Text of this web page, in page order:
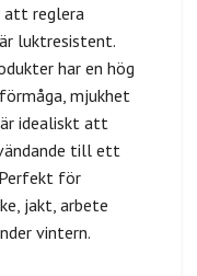
att reglera
luktresistent.
har en hög
mjukhet
idealiskt att
till ett
för
jakt, arbete
vintern.